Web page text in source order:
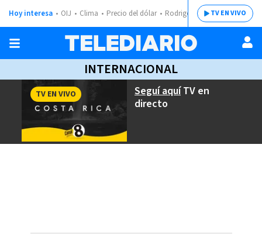
Hoy interesa OIJ Clima Precio del dólar Rodrigo ChavesTV EN VIVO
INTERNACIONAL
Seguí aquíTV en
directo
TV EN VIVO